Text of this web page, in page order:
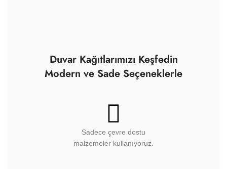
Duvar Kağıtlarımızı Keşfedin
Modern ve Sade Seçeneklerle
Sadece çevre dostu
malzemeler kullanıyoruz.